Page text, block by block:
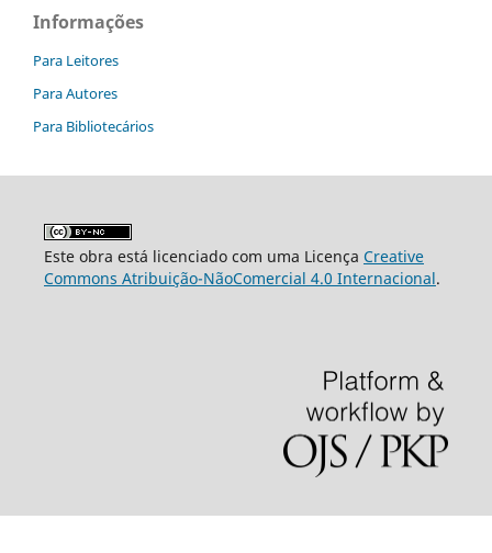
Informações
Para Leitores
Para Autores
Para Bibliotecários
Este obra está licenciado com uma Licença Creative
Commons Atribuição-NãoComercial 4.0 Internacional.